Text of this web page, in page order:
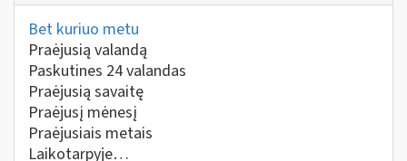
Bet kuriuo metu
Praėjusią valandą
Paskutines 24 valandas
Praėjusią savaitę
Praėjusį mėnesį
Praėjusiais metais
Laikotarpyje…